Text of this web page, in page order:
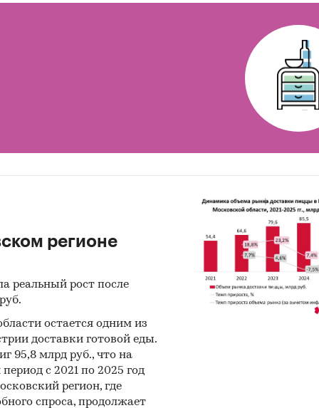
развития рынка офисной мебели в Москве и
данных государственных органов статистики
федеральной налоговой службы
источники (сайты, порталы)
СМИ
и федеральные СМИ
источники
аналитические порталы
исследование. Поиск и анализ информации
регионе
реальный рост после
остается одним из
доставки готовой еды.
95,8 млрд руб., что на
с 2021 по 2025 год
регион, где
спроса, продолжает